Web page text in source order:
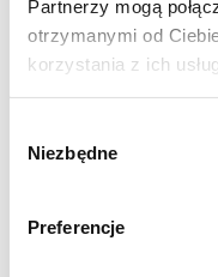
Partnerzy mogą
otrzymanymi od
korzystania z ich usług.
zgody
Niezbędne
Preferencje